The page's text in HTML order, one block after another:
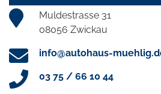
Muldestrasse 31
08056 Zwickau
info@autohaus-
03 75 / 66 10 44